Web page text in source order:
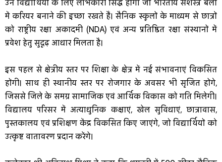
में करियर बनाने की इच्छा रखते हैं। सैनिक स्कूलों के माध्यम से छात्रों
को राष्ट्रीय रक्षा अकादमी (NDA) एवं अन्य प्रतिष्ठित रक्षा संस्थानों में
प्रवेश हेतु सुदृढ़ आधार मिलता है।
इस पहल से क्षेत्रीय स्तर पर शिक्षा के क्षेत्र में नई संभावनाएं विकसित
होंगी। साथ ही स्थानीय स्तर पर रोजगार के अवसर भी सृजित होंगे,
जिससे जिले के समग्र सामाजिक एवं आर्थिक विकास को गति मिलेगी।
विद्यालय परिसर में अत्याधुनिक कक्षाएं, खेल सुविधाएं, छात्रावास,
पुस्तकालय एवं प्रशिक्षण केंद्र विकसित किए जाएंगे, जो विद्यार्थियों को
उत्कृष्ट वातावरण प्रदान करेंगे।